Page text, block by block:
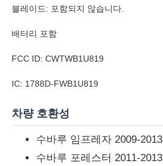
블레이드: 포함되지 않습니다.
배터리 포함
FCC ID: CWTWB1U819
IC: 1788D-FWB1U819
차량 호환성
수바루 임프레자 2009-2013
수바루 포레스터 2011-2013